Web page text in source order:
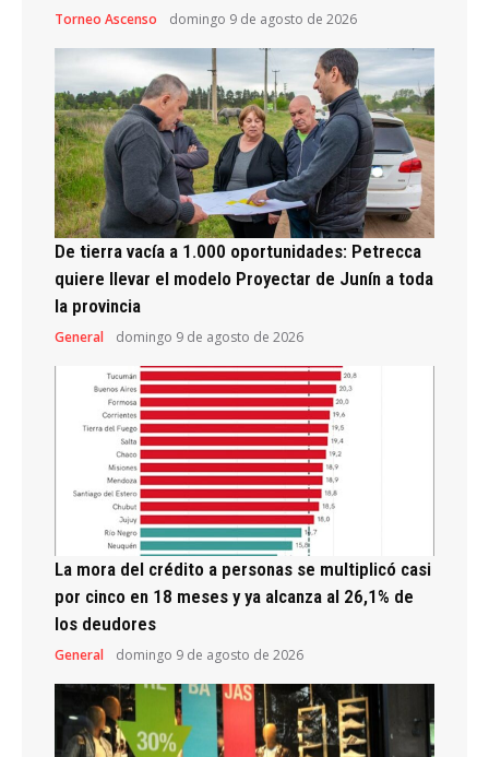
Torneo Ascenso domingo 9 de agosto de 2026
De tierra vacía a 1.000 oportunidades: Petrecca
quiere llevar el modelo Proyectar de Junín a toda
la provincia
General domingo 9 de agosto de 2026
La mora del crédito a personas se multiplicó casi
por cinco en 18 meses y ya alcanza al 26,1% de
los deudores
General domingo 9 de agosto de 2026